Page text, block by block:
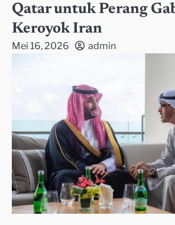
Qatar untuk Perang
Keroyok Iran
Mei 16, 2026 admin